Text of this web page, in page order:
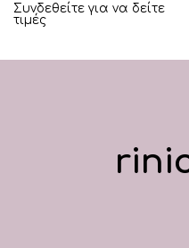
Συνδεθείτε για να δείτε
τιμές